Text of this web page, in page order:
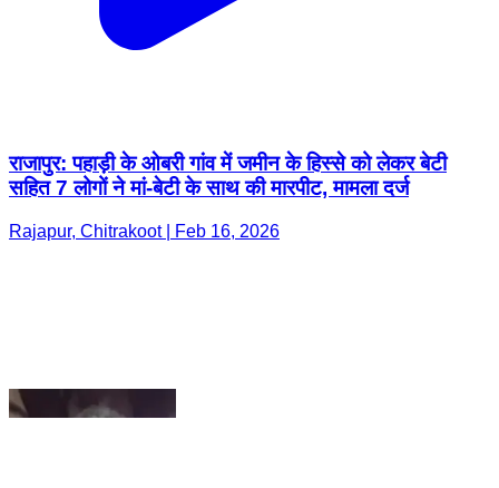
राजापुर: पहाड़ी के ओबरी गांव में जमीन के हिस्से को लेकर बेटी